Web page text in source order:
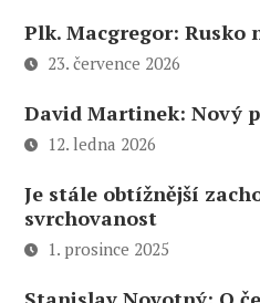
Plk. Macgregor:
23. července 2026
David Martinek: Nový
12. ledna 2026
Je stále obtížnější
svrchovanost
1. prosince 2025